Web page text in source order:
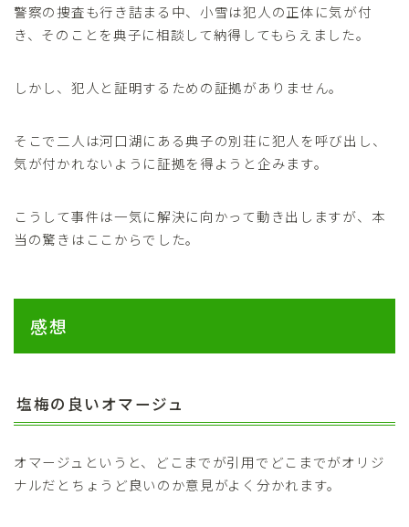
警察の捜査も行き詰まる中、小雪は犯人の正体に気が付
き、そのことを典子に相談して納得してもらえました。
しかし、犯人と証明するための証拠がありません。
そこで二人は河口湖にある典子の別荘に犯人を呼び出し、
気が付かれないように証拠を得ようと企みます。
こうして事件は一気に解決に向かって動き出しますが、本
当の驚きはここからでした。
感想
塩梅の良いオマージュ
オマージュというと、どこまでが引用でどこまでがオリジ
ナルだとちょうど良いのか意見がよく分かれます。